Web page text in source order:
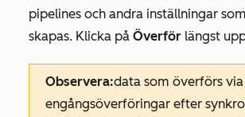
pipelines och andra inställningar
skapas. Klicka på Överför längst
Observera:data som överförs via
engångsöverföringar efter